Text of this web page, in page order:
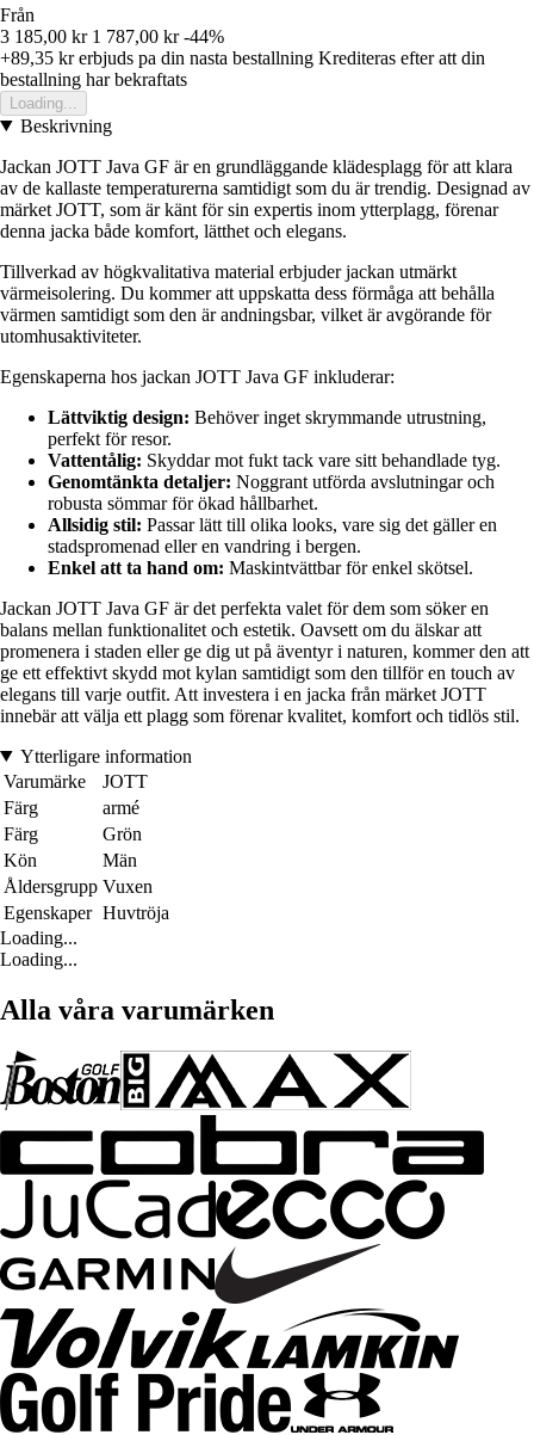
Från
3 185,00 kr 1 787,00 kr -44%
+89,35 krerbjuds pa din nasta bestallning Krediteras efter att din
bestallning har bekraftats
Loading...
Beskrivning
Jackan JOTT Java GF är en grundläggande klädesplagg för att klara
av de kallaste temperaturerna samtidigt som du är trendig. Designad av
märket JOTT, som är känt för sin expertis inom ytterplagg, förenar
denna jacka både komfort, lätthet och elegans.
Tillverkad av högkvalitativa material erbjuder jackan utmärkt
värmeisolering. Du kommer att uppskatta dess förmåga att behålla
värmen samtidigt som den är andningsbar, vilket är avgörande för
utomhusaktiviteter.
Egenskaperna hos jackan JOTT Java GF inkluderar:
Lättviktig design: Behöver inget skrymmande utrustning,
perfekt för resor.
Vattentålig: Skyddar mot fukt tack vare sitt behandlade tyg.
Genomtänkta detaljer: Noggrant utförda avslutningar och
robusta sömmar för ökad hållbarhet.
Allsidig stil: Passar lätt till olika looks, vare sig det gäller en
stadspromenad eller en vandring i bergen.
Enkel att ta hand om: Maskintvättbar för enkel skötsel.
Jackan JOTT Java GF är det perfekta valet för dem som söker en
balans mellan funktionalitet och estetik. Oavsett om du älskar att
promenera i staden eller ge dig ut på äventyr i naturen, kommer den att
ge ett effektivt skydd mot kylan samtidigt som den tillför en touch av
elegans till varje outfit. Att investera i en jacka från märket JOTT
innebär att välja ett plagg som förenar kvalitet, komfort och tidlös stil.
Ytterligare information
Varumärke
JOTT
Färg
armé
Färg
Grön
Kön
Män
Åldersgrupp Vuxen
Egenskaper Huvtröja
Loading...
Loading...
Alla våra varumärken